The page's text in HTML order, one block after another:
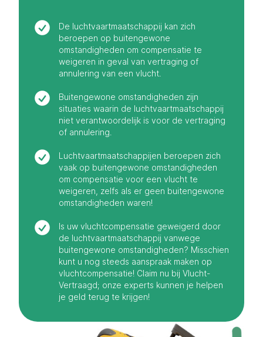
De luchtvaartmaatschappij kan zich
beroepen op buitengewone
omstandigheden om compensatie te
weigeren in geval van vertraging of
annulering van een vlucht.
Buitengewone omstandigheden zijn
situaties waarin de luchtvaartmaatschappij
niet verantwoordelijk is voor de vertraging
of annulering.
Luchtvaartmaatschappijen beroepen zich
vaak op buitengewone omstandigheden
om compensatie voor een vlucht te
weigeren, zelfs als er geen buitengewone
omstandigheden waren!
Is uw vluchtcompensatie geweigerd door
de luchtvaartmaatschappij vanwege
buitengewone omstandigheden? Misschien
kunt u nog steeds aanspraak maken op
vluchtcompensatie! Claim nu bij Vlucht-
Vertraagd; onze experts kunnen je helpen
je geld terug te krijgen!